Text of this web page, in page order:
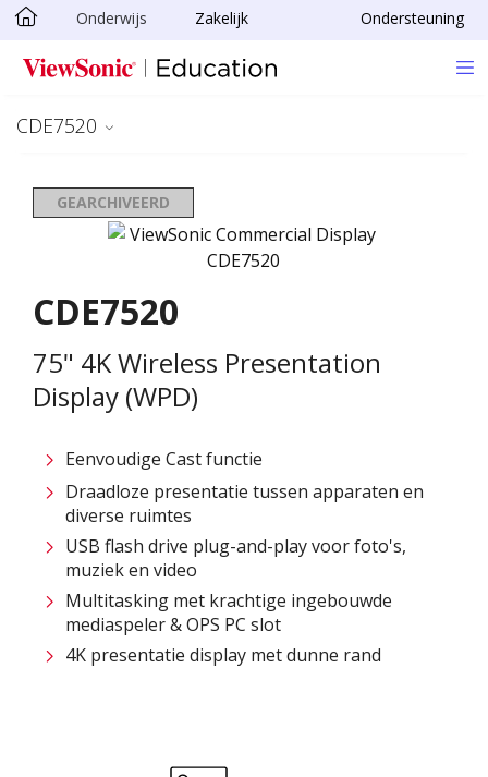
Ga naar hoofdinhoud
Onderwijs Zakelijk Ondersteuning
CDE7520
GEARCHIVEERD
CDE7520
75" 4K Wireless Presentation
Display (WPD)
Eenvoudige Cast functie
Draadloze presentatie tussen apparaten en
diverse ruimtes
USB flash drive plug-and-play voor foto's,
muziek en video
Multitasking met krachtige ingebouwde
mediaspeler & OPS PC slot
4K presentatie display met dunne rand